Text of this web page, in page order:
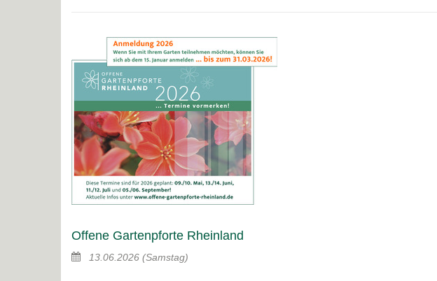
Offene Gartenpforte Rheinland
13.06.2026 (Samstag)